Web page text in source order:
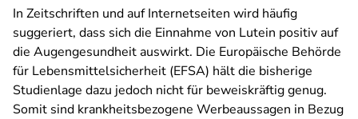
In Zeitschriften und auf Internetseiten wird häufig
suggeriert, dass sich die Einnahme von Lutein positiv auf
die Augengesundheit auswirkt. Die Europäische Behörde
für Lebensmittelsicherheit (EFSA) hält die bisherige
Studienlage dazu jedoch nicht für beweiskräftig genug.
Somit sind krankheitsbezogene Werbeaussagen in Bezug